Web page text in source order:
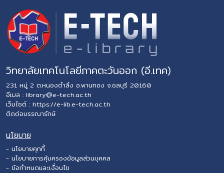
วิทยาลัยเทคโนโลยีภาคตะวันออก (อี.เทค)
231 หมู่ 2 ต.หนองตำลึง อ.พานทอง จ.ชลบุรี 20160
อีเมล : library@e-tech.ac.th
เว็บไซต์ : https://e-lib.e-tech.ac.th
ติดต่อบรรณารักษ์
นโยบาย
- นโยบายคุกกี้
- นโยบายการคุ้มครองข้อมูลส่วนบุคคล
- ข้อกำหนดและเงื่อนไข